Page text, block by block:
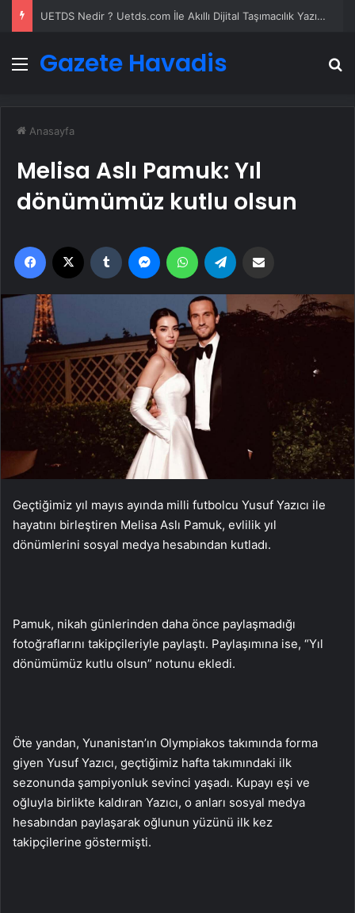
Kompresör Kafası Değişimi mi Yeni Sistem mi? İşletmeniz İçin En İyi Karar
Menü
Gazete Havadis
Anasayfa
Melisa Aslı Pamuk: Yıl
dönümümüz kutlu olsun
Facebook Tumblr MessengerWhatsApp
Geçtiğimiz yıl mayıs ayında milli futbolcu Yusuf Yazıcı ile
hayatını birleştiren Melisa Aslı Pamuk, evlilik yıl
dönümlerini sosyal medya hesabından kutladı.
Pamuk, nikah günlerinden daha önce paylaşmadığı
fotoğraflarını takipçileriyle paylaştı. Paylaşımına ise, “Yıl
dönümümüz kutlu olsun” notunu ekledi.
Öte yandan, Yunanistan’ın Olympiakos takımında forma
giyen Yusuf Yazıcı, geçtiğimiz hafta takımındaki ilk
sezonunda şampiyonluk sevinci yaşadı. Kupayı eşi ve
oğluyla birlikte kaldıran Yazıcı, o anları sosyal medya
hesabından paylaşarak oğlunun yüzünü ilk kez
takipçilerine göstermişti.